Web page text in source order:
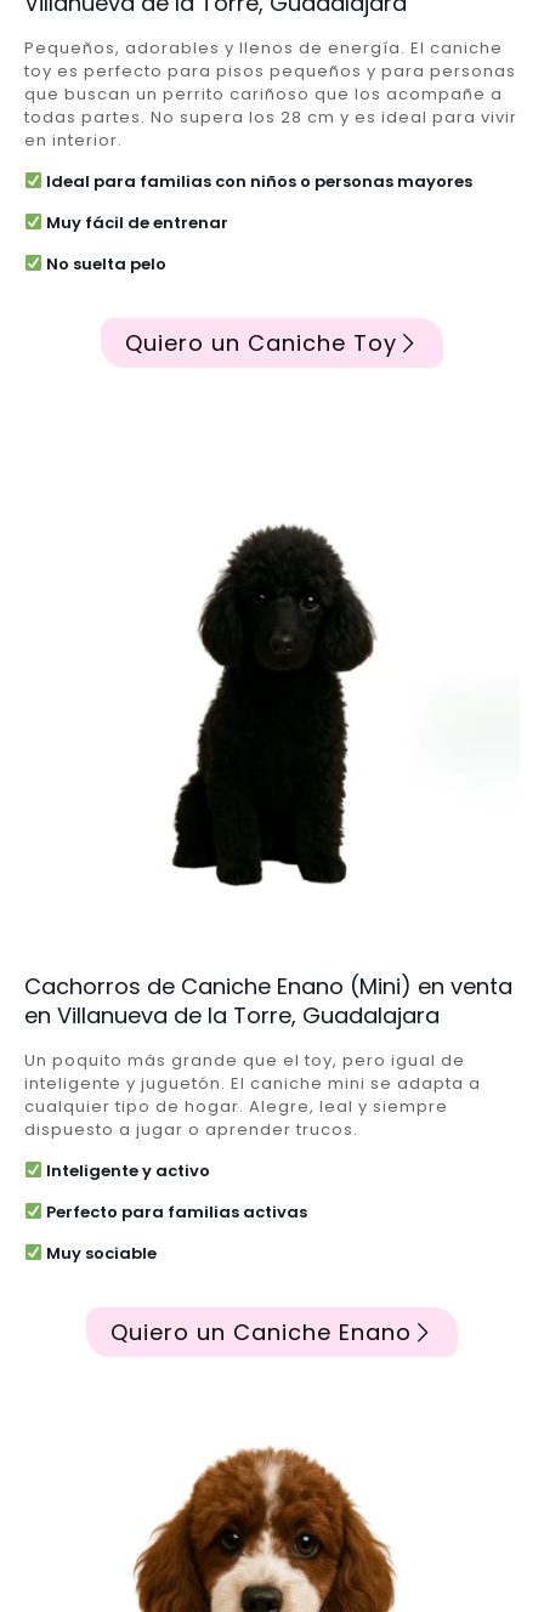
Pequeños, adorables y llenos de energía. El caniche
toy es perfecto para pisos pequeños y para personas
que buscan un perrito cariñoso que los acompañe a
todas partes. No supera los 28 cm y es ideal para vivir
en interior.
Ideal para familias con niños o personas mayores
Muy fácil de entrenar
No suelta pelo
Quiero un Caniche Toy
Cachorros de Caniche Enano (Mini) en venta
en Villanueva de la Torre, Guadalajara
Un poquito más grande que el toy, pero igual de
inteligente y juguetón. El caniche mini se adapta a
cualquier tipo de hogar. Alegre, leal y siempre
dispuesto a jugar o aprender trucos.
Inteligente y activo
Perfecto para familias activas
Muy sociable
Quiero un Caniche Enano